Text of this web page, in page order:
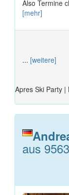
Also Termine
[mehr]
... [weitere]
Apres Ski Party |
aus